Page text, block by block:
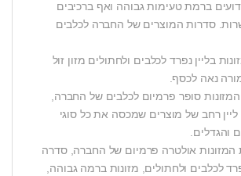
ברמת טעימות גבוהה ואף ברכיבים
סדרות המוצרים של החברה לכלבים
בליין נפרד לכלבים ולחתולים מזון זול
נאה לכסף.
סופר פרמיום לכלבים של החברה,
רחב של מוצרים שמכסה את כל סוגי
והגדלים.
המזונות אולטרה פרמיום של החברה, סדרה
לכלבים ולחתולים, מזונות ברמה גבוהה,